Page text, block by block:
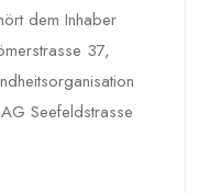
dem Inhaber
37,
Seefeldstrasse